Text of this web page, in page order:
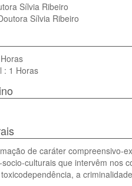
Sílvia Ribeiro
Sílvia Ribeiro
: 1 Horas
de caráter compreensivo-
culturais que intervêm nos
a